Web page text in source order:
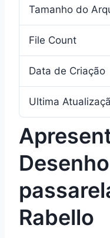
Tamanho do
File Count
Data de Criação
Ultima
Rabello